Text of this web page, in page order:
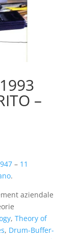
–
– 11
.
aziendale
, Theory of
, Drum-Buffer-